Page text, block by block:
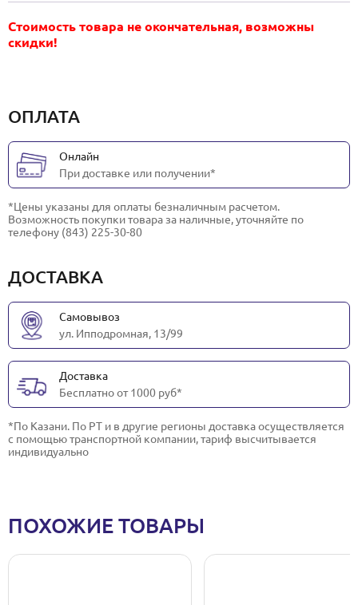
Стоимость товара не окончательная, возможны
скидки!
ОПЛАТА
Онлайн
При доставке или получении*
*Цены указаны для оплаты безналичным расчетом.
Возможность покупки товара за наличные, уточняйте по
телефону (843) 225-30-80
ДОСТАВКА
Самовывоз
ул. Ипподромная, 13/99
Доставка
Бесплатно от 1000 руб*
*По Казани. По РТ и в другие регионы доставка осуществляется
с помощью транспортной компании, тариф высчитывается
индивидуально
ПОХОЖИЕ ТОВАРЫ